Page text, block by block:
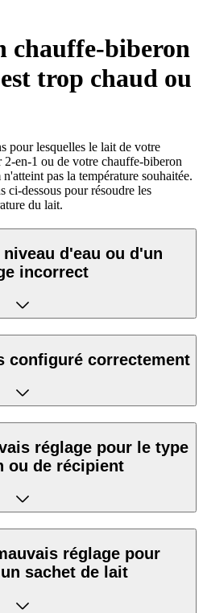
chauffe-biberon
trop chaud ou
pour lesquelles le lait de votre
en-1 ou de votre chauffe-biberon
pas la température souhaitée.
ci-dessous pour résoudre les
du lait.
d'eau ou d'un
incorrect
configuré correctement
réglage pour le type
ou de récipient
réglage pour
sachet de lait